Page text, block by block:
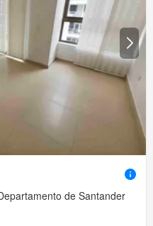
de Santander